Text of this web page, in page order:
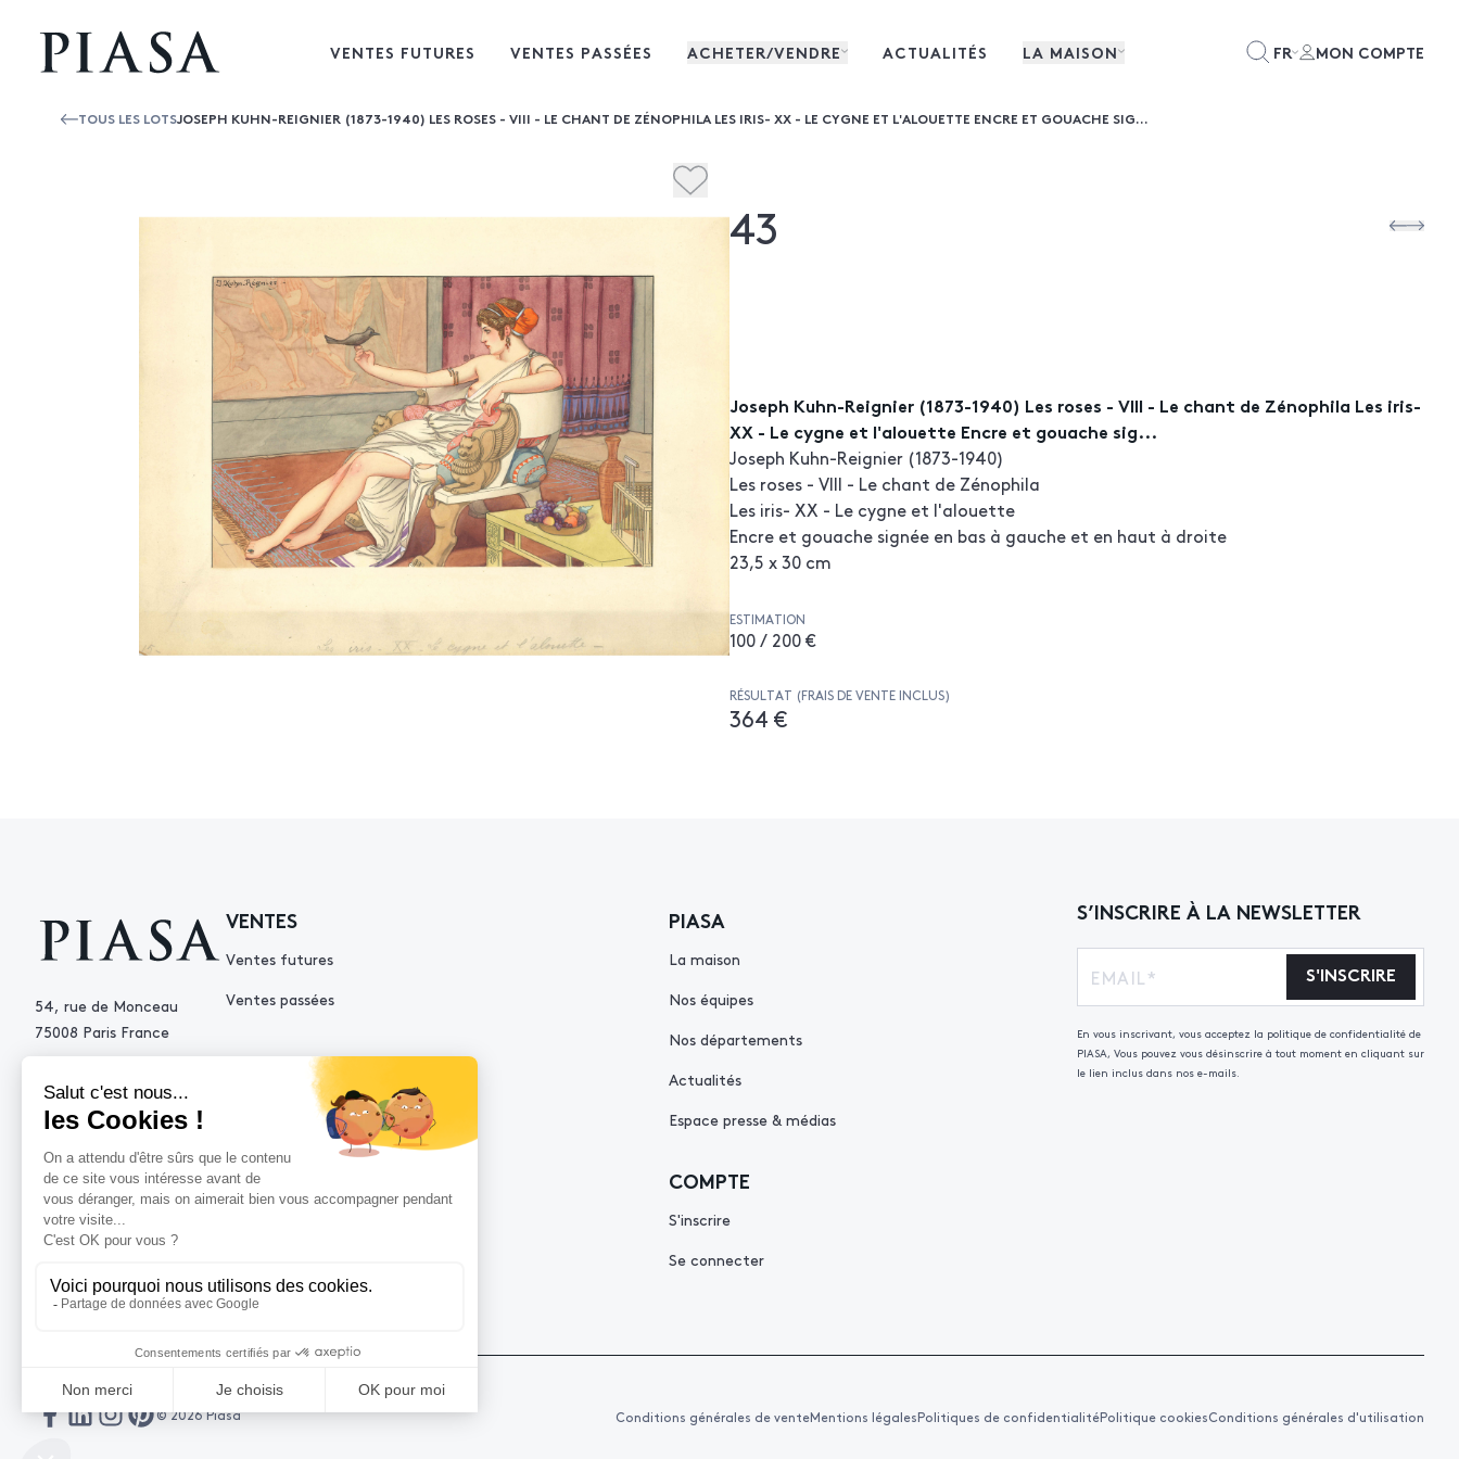
VENTES FUTURES VENTES PASSÉES ACHETER/VENDRE ACTUALITÉS LA MAISON FR MON COMPTE
TOUS LES LOTSJOSEPH KUHN-REIGNIER (1873-1940) LES ROSES - VIII - LE CHANT DE ZÉNOPHILA LES IRIS- XX - LE CYGNE ET L'ALOUETTE ENCRE ET GOUACHE SIG...
43
Joseph Kuhn-Reignier (1873-1940) Les roses - VIII - Le chant de Zénophila Les iris-
XX - Le cygne et l'alouette Encre et gouache sig...
Joseph Kuhn-Reignier (1873-1940)
Les roses - VIII - Le chant de Zénophila
Les iris- XX - Le cygne et l'alouette
Encre et gouache signée en bas à gauche et en haut à droite
23,5 x 30 cm
ESTIMATION
100 / 200 €
RÉSULTAT (FRAIS DE VENTE INCLUS)
364 €
54, rue de Monceau
75008 Paris France
contact@piasa.fr
VENTES
Ventes futures
Ventes passées
PIASA
La maison
Nos équipes
Nos départements
Actualités
Espace presse & médias
AIDE
Demande d’estimation
COMPTE
S'inscrire
Se connecter
S’INSCRIRE À LA NEWSLETTER
S'INSCRIRE
En vous inscrivant, vous acceptez la politique de confidentialité de
PIASA, Vous pouvez vous désinscrire à tout moment en cliquant sur
le lien inclus dans nos e-mails.
© 2026 Piasa Conditions générales de venteMentions légalesPolitiques de confidentialitéPolitique cookiesConditions générales d'utilisation